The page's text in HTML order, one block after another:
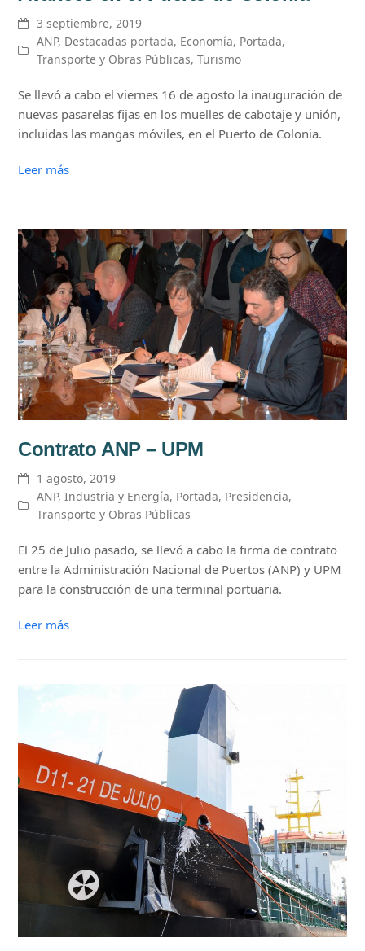
3 septiembre, 2019
ANP, Destacadas portada, Economía, Portada,
Transporte y Obras Públicas,Turismo
Se llevó a cabo el viernes 16 de agosto la inauguración de
nuevas pasarelas fijas en los muelles de cabotaje y unión,
incluidas las mangas móviles, en el Puerto de Colonia.
Leer más
Contrato ANP – UPM
1 agosto, 2019
ANP,Industria y Energía, Portada, Presidencia,
Transporte y Obras Públicas
El 25 de Julio pasado, se llevó a cabo la firma de contrato
entre la Administración Nacional de Puertos (ANP) y UPM
para la construcción de una terminal portuaria.
Leer más